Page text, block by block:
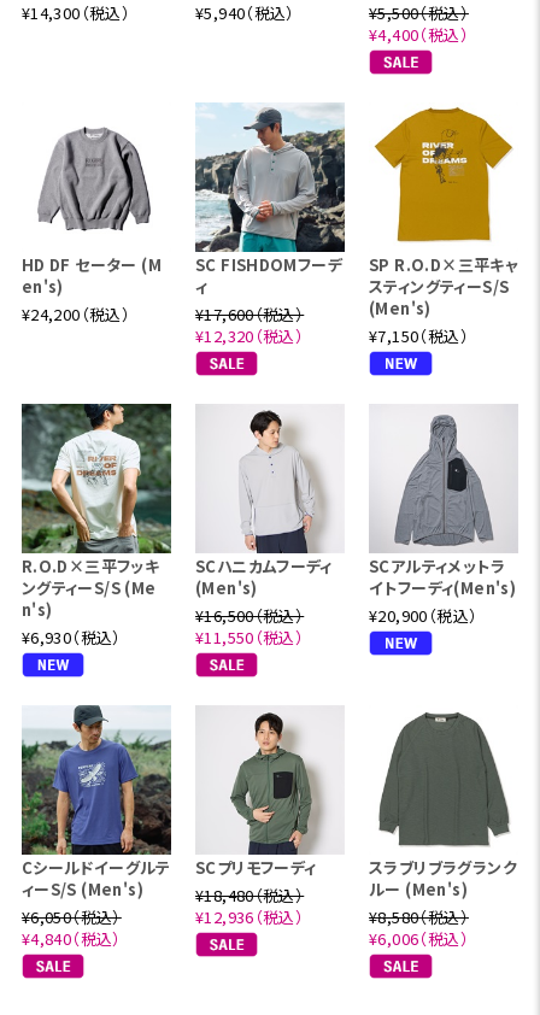
¥14,300（税込）
¥5,940（税込）
¥5,500（税込）
¥4,400（税込）
HD DF セーター (M
en's)
¥24,200（税込）
SC FISHDOMフーデ
ィ
¥17,600（税込）
¥12,320（税込）
SP R.O.D×三平キャ
スティングティーS/S
(Men's)
¥7,150（税込）
R.O.D×三平フッキ
ングティーS/S (Me
n's)
¥6,930（税込）
SCハニカムフーディ
(Men's)
¥16,500（税込）
¥11,550（税込）
SCアルティメットラ
イトフーディ(Men's)
¥20,900（税込）
Cシールドイーグルテ
ィーS/S (Men's)
¥6,050（税込）
¥4,840（税込）
SCプリモフーディ
¥18,480（税込）
¥12,936（税込）
スラブリブラグランク
ルー (Men's)
¥8,580（税込）
¥6,006（税込）